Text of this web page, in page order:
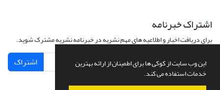
این وب سایت از کوکی ها برای اطمینان از ارائه بهترین
خدمات استفاده می کند.
اشتراک خبرنامه
برای دریافت اخبار و اطلاعیه های مهم نشریه در خبرنامه نشریه مشترک شوید.
اشتراک